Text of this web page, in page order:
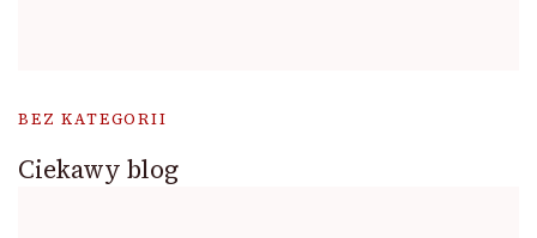
BEZ KATEGORII
Ciekawy blog